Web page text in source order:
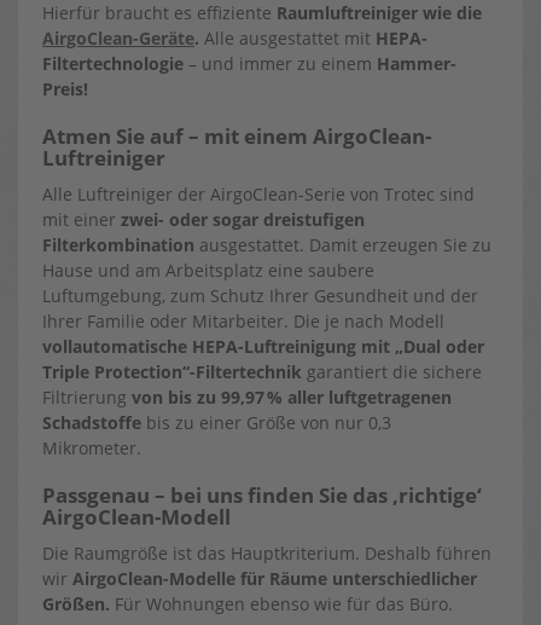
Hierfür braucht es effiziente Raumluftreiniger wie die
AirgoClean-Geräte. Alle ausgestattet mit HEPA-
Filtertechnologie – und immer zu einem Hammer-
Preis!
Atmen Sie auf – mit einem AirgoClean-
Luftreiniger
Alle Luftreiniger der AirgoClean-Serie von Trotec sind
mit einer zwei- oder sogar dreistufigen
Filterkombination ausgestattet. Damit erzeugen Sie zu
Hause und am Arbeitsplatz eine saubere
Luftumgebung, zum Schutz Ihrer Gesundheit und der
Ihrer Familie oder Mitarbeiter. Die je nach Modell
vollautomatische HEPA-Luftreinigung mit „Dual oder
Triple Protection“-Filtertechnik garantiert die sichere
Filtrierung von bis zu 99,97 % aller luftgetragenen
Schadstoffe bis zu einer Größe von nur 0,3
Mikrometer.
Passgenau – bei uns finden Sie das ‚richtige‘
AirgoClean-Modell
Die Raumgröße ist das Hauptkriterium. Deshalb führen
wir AirgoClean-Modelle für Räume unterschiedlicher
Größen. Für Wohnungen ebenso wie für das Büro.